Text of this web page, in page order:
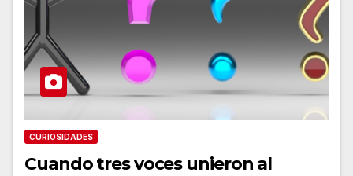
CURIOSIDADES
Cuando tres voces unieron al